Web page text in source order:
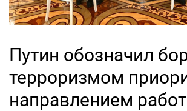
Путин обозначил
терроризмом
направлением